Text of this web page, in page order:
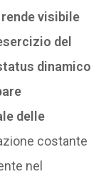
visibile
del
dinamico
delle
costante
nel